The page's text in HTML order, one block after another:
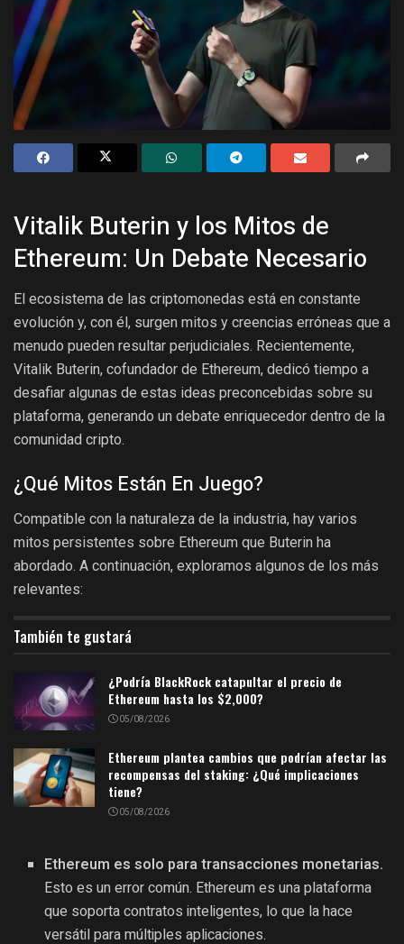
Vitalik Buterin y los Mitos de
Ethereum: Un Debate Necesario
El ecosistema de las criptomonedas está en constante
evolución y, con él, surgen mitos y creencias erróneas que a
menudo pueden resultar perjudiciales. Recientemente,
Vitalik Buterin, cofundador de Ethereum, dedicó tiempo a
desafiar algunas de estas ideas preconcebidas sobre su
plataforma, generando un debate enriquecedor dentro de la
comunidad cripto.
¿Qué Mitos Están En Juego?
Compatible con la naturaleza de la industria, hay varios
mitos persistentes sobre Ethereum que Buterin ha
abordado. A continuación, exploramos algunos de los más
relevantes:
También te gustará
¿Podría BlackRock catapultar el precio de
Ethereum hasta los $2,000?
05/08/2026
Ethereum plantea cambios que podrían afectar las
recompensas del staking: ¿Qué implicaciones
tiene?
05/08/2026
Ethereum es solo para transacciones monetarias.
Esto es un error común. Ethereum es una plataforma
que soporta contratos inteligentes, lo que la hace
versátil para múltiples aplicaciones.